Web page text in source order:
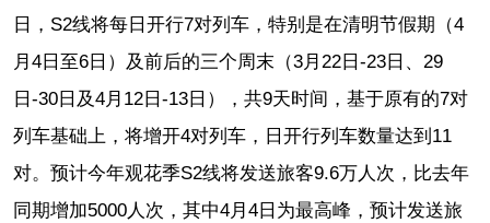
日，S2线将每日开行7对列车，特别是在清明节假期（4
月4日至6日）及前后的三个周末（3月22日-23日、29
日-30日及4月12日-13日），共9天时间，基于原有的7对
列车基础上，将增开4对列车，日开行列车数量达到11
对。预计今年观花季S2线将发送旅客9.6万人次，比去年
同期增加5000人次，其中4月4日为最高峰，预计发送旅